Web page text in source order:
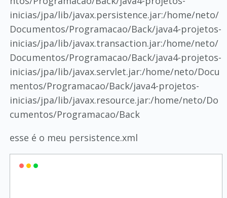
inicias/jpa/lib/javax.persistence.jar:/home/neto/
Documentos/Programacao/Back/java4-projetos-
inicias/jpa/lib/javax.transaction.jar:/home/neto/
Documentos/Programacao/Back/java4-projetos-
inicias/jpa/lib/javax.servlet.jar:/home/neto/Docu
mentos/Programacao/Back/java4-projetos-
inicias/jpa/lib/javax.resource.jar:/home/neto/Do
cumentos/Programacao/Back
esse é o meu persistence.xml